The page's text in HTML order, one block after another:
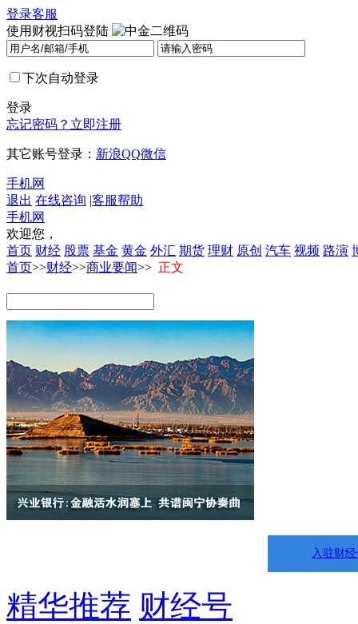
登录客服
使用财视扫码登陆
下次自动登录
登录
忘记密码？ 立即注册
其它账号登录： 新浪QQ微信
手机网
退出 在线咨询 |客服帮助
手机网
欢迎您，
首页 财经 股票 基金 黄金 外汇 期货 理财 原创 汽车 视频 路演
首页>>财经>>商业要闻>> 正文
入驻财
精华推荐 财经号